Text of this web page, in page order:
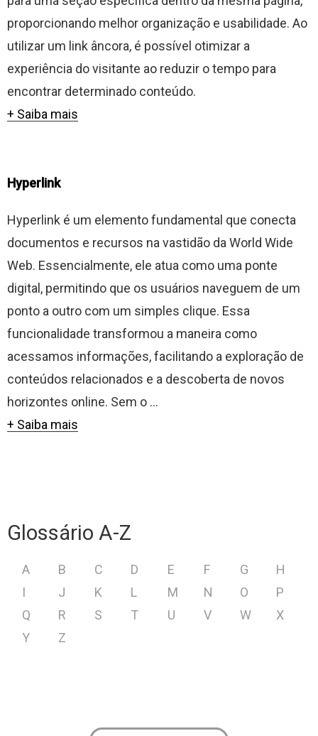
proporcionando melhor organização e usabilidade. Ao
utilizar um link âncora, é possível otimizar a
experiência do visitante ao reduzir o tempo para
encontrar determinado conteúdo.
+ Saiba mais
Hyperlink
Hyperlink é um elemento fundamental que conecta
documentos e recursos na vastidão da World Wide
Web. Essencialmente, ele atua como uma ponte
digital, permitindo que os usuários naveguem de um
ponto a outro com um simples clique. Essa
funcionalidade transformou a maneira como
acessamos informações, facilitando a exploração de
conteúdos relacionados e a descoberta de novos
horizontes online. Sem o ...
+ Saiba mais
Glossário A-Z
A B C D E F G
H
I
J K L M N O
P
Q
R S T U V W
X
Y
Z